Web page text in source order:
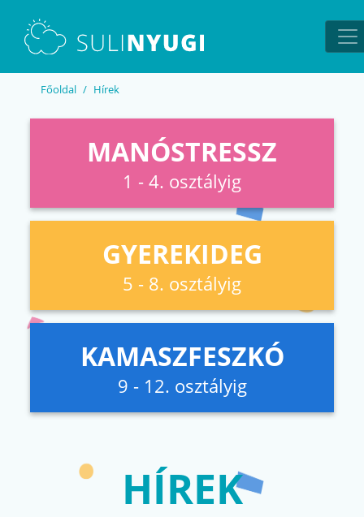
Főoldal Hírek
MANÓSTRESSZ
1 - 4. osztályig
GYEREKIDEG
5 - 8. osztályig
KAMASZFESZKÓ
9 - 12. osztályig
HÍREK